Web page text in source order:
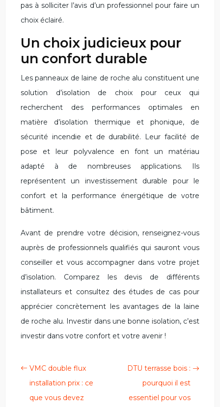
pas à solliciter l’avis d’un professionnel pour faire un
choix éclairé.
Un choix judicieux pour
un confort durable
Les panneaux de laine de roche alu constituent une
solution d’isolation de choix pour ceux qui
recherchent des performances optimales en
matière d’isolation thermique et phonique, de
sécurité incendie et de durabilité. Leur facilité de
pose et leur polyvalence en font un matériau
adapté à de nombreuses applications. Ils
représentent un investissement durable pour le
confort et la performance énergétique de votre
bâtiment.
Avant de prendre votre décision, renseignez-vous
auprès de professionnels qualifiés qui sauront vous
conseiller et vous accompagner dans votre projet
d’isolation. Comparez les devis de différents
installateurs et consultez des études de cas pour
apprécier concrètement les avantages de la laine
de roche alu. Investir dans une bonne isolation, c’est
investir dans votre confort et votre avenir !
VMC double flux
installation prix : ce
que vous devez
DTU terrasse bois :
pourquoi il est
essentiel pour vos